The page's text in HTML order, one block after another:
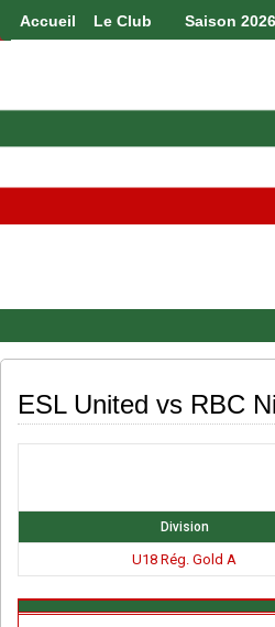
Accueil Le Club Saison
ESL United vs RBC
Division
U18 Rég. Gold A